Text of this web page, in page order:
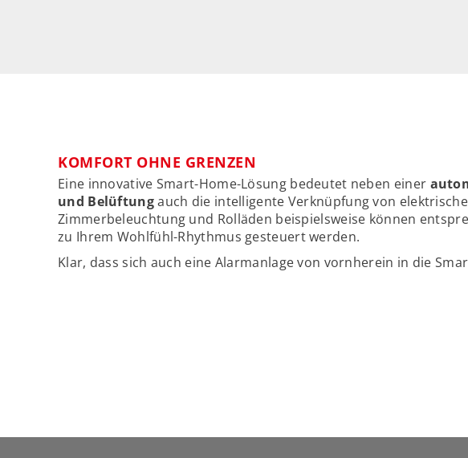
KOMFORT OHNE GRENZEN
Eine innovative Smart-Home-Lösung bedeutet neben einer
und Belüftungauch die intelligente Verknüpfung von
Zimmerbeleuchtung und Rolläden beispielsweise können
zu Ihrem Wohlfühl-Rhythmus gesteuert werden.
Klar, dass sich auch eine Alarmanlage von vornherein in die